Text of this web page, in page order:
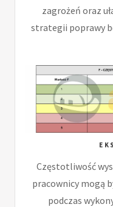
zagrożeń oraz
strategii poprawy
Częstotliwość
pracownicy mogą
podczas